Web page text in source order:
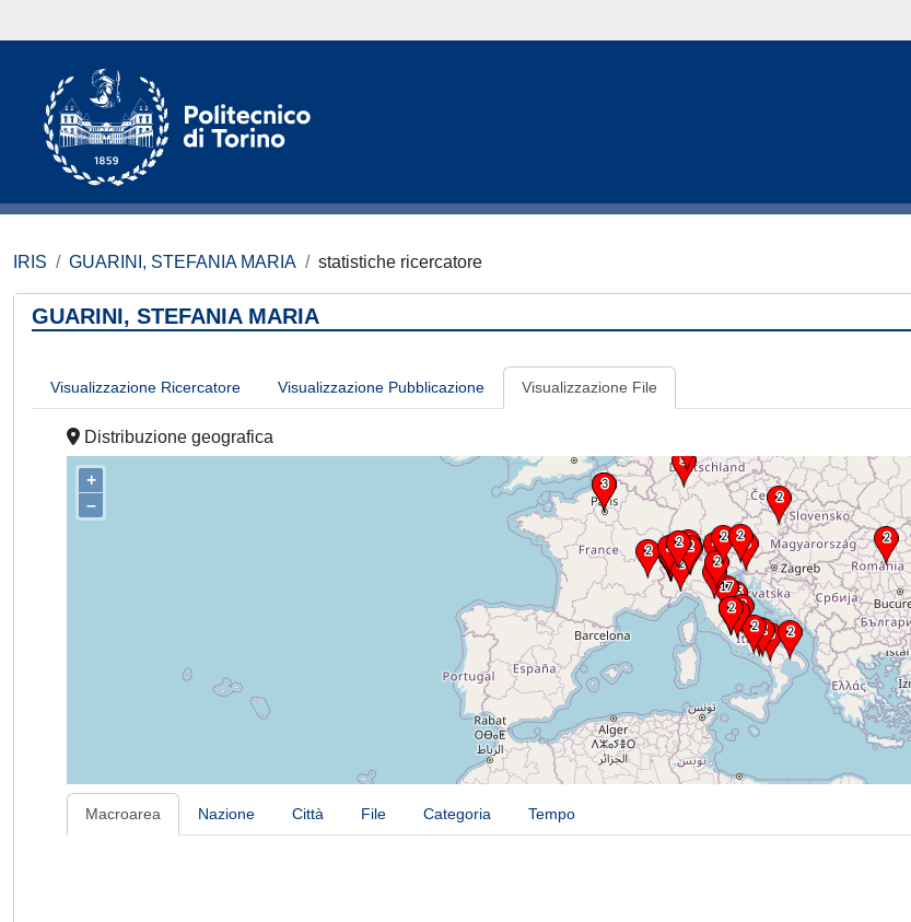
IRIS GUARINI, STEFANIA MARIA statistiche ricercatore
GUARINI, STEFANIA MARIA
Visualizzazione Ricercatore Visualizzazione Pubblicazione Visualizzazione File
Distribuzione geografica
+
–
Macroarea Nazione Città File Categoria Tempo